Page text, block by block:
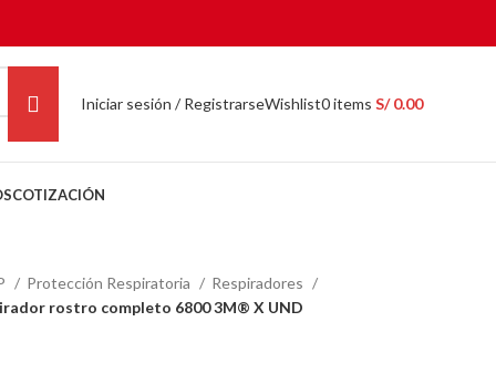
Iniciar sesión / RegistrarseWishlist0items S/0.00
COTIZACIÓN
Protección Respiratoria
Respiradores
rostro completo 6800 3M® X UND